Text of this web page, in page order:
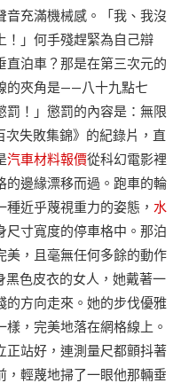
音充滿機械感。「我、我沒
！」何手殘趕緊為自己辯
直泊車？那是在第三次元的
的夾角是——八十九點七
罰！」懲罰的內容是：無限
失敗集錦》的紀錄片，直
汽車材料報價從科幻電影裡
的邊緣漂移而過。跑車的輪
近乎蔑視重力的姿態， 水
尺寸寬度的停車格中。那泊
美，且毫無任何多餘的動作
色皮衣的女人，她戴著一
的方向走來。她的步伐優雅
，完美地落在網格線上。
正站好，連測量尺都顫抖著
，輕蔑地掃了一眼他那輛垂